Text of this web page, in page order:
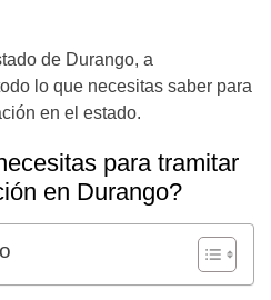
de Durango, a
lo que necesitas saber para
en el estado.
para tramitar
en Durango?